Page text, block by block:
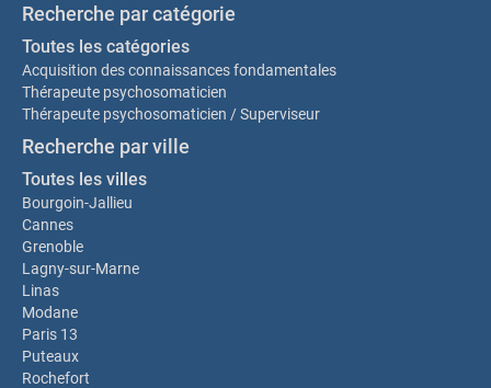
Recherche par catégorie
Toutes les catégories
Acquisition des connaissances fondamentales
Thérapeute psychosomaticien
Thérapeute psychosomaticien / Superviseur
Recherche par ville
Toutes les villes
Bourgoin-Jallieu
Cannes
Grenoble
Lagny-sur-Marne
Linas
Modane
Paris 13
Puteaux
Rochefort